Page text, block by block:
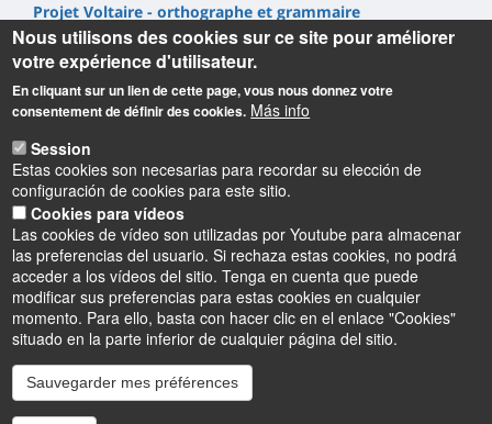
Projet Voltaire - orthographe et grammaire
Informations
UFR Lettres, Langues & Sciences Humaines
10 rue de Tours - BP 46527
45065 ORLEANS cedex 2 – France
InstagramLinkedInYoutube
Nous utilisons des cookies sur ce site pour améliorer
votre expérience d'utilisateur.
En cliquant sur un lien de cette page, vous nous donnez votre
consentement de définir des cookies. Más info
Session
Estas cookies son necesarias para recordar su elección de
configuración de cookies para este sitio.
Cookies para vídeos
Las cookies de vídeo son utilizadas por Youtube para almacenar
las preferencias del usuario. Si rechaza estas cookies, no podrá
acceder a los vídeos del sitio. Tenga en cuenta que puede
modificar sus preferencias para estas cookies en cualquier
momento. Para ello, basta con hacer clic en el enlace "Cookies"
situado en la parte inferior de cualquier página del sitio.
Sauvegarder mes préférences